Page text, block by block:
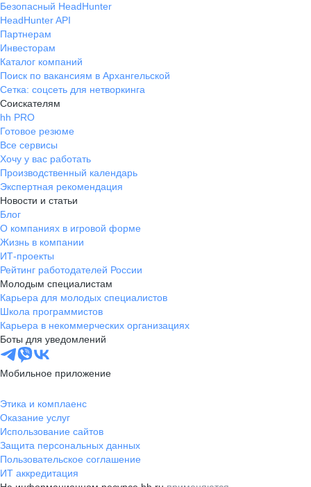
Безопасный HeadHunter
HeadHunter API
Партнерам
Инвесторам
Каталог компаний
Поиск по вакансиям в Архангельской
Сетка: соцсеть для нетворкинга
Соискателям
hh PRO
Готовое резюме
Все сервисы
Хочу у вас работать
Производственный календарь
Экспертная рекомендация
Новости и статьи
Блог
О компаниях в игровой форме
Жизнь в компании
ИТ-проекты
Рейтинг работодателей России
Молодым специалистам
Карьера для молодых специалистов
Школа программистов
Карьера в некоммерческих организациях
Боты для уведомлений
Мобильное приложение
Этика и комплаенс
Оказание услуг
Использование сайтов
Защита персональных данных
Пользовательское соглашение
ИТ аккредитация